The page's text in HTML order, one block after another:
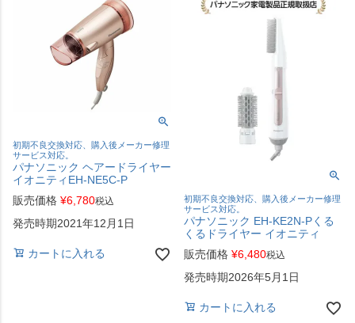
初期不良交換対応、購入後メーカー修理
サービス対応。
パナソニック ヘアードライヤー
イオニティEH-NE5C-P
販売価格 ¥6,780税込
発売時期2021年12月1日
カートに入れる
初期不良交換対応、購入後メーカー修理
サービス対応。
パナソニック EH-KE2N-Pくる
くるドライヤー イオニティ
販売価格 ¥6,480税込
発売時期2026年5月1日
カートに入れる